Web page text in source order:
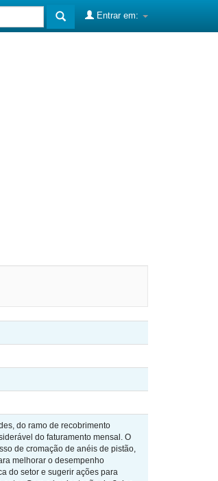
Entrar em:
do ramo de recobrimento
do faturamento mensal. O
de cromação de anéis de pistão,
melhorar o desempenho
do setor e sugerir ações para